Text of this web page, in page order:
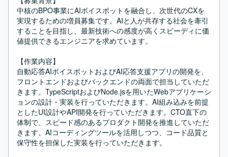
中核のBPO事業にAIボイスボットを融合し、次世代のCXを
実現するための増員募集です。AIと人が共存する社会を牽引
することを目指し、最新技術への感度が高くスピーディに価
値提供できるエンジニアを求めています。
【作業内容】
自動応答AIボイスボットおよびAI応答支援アプリの開発を、
フロントエンドおよびバックエンドの両面で担当していただ
きます。TypeScriptおよびNode.jsを用いたWebアプリケーシ
ョンの設計・実装を行っていただきます。AI組み込みを前提
としたUI設計やAPI開発を行っていただきます。CTO直下の
体制で、スピード感のあるプロダクト開発を推進していただ
きます。AIコーディングツールを活用しつつ、コード品質と
保守性を担保した実装を行っていただきます。